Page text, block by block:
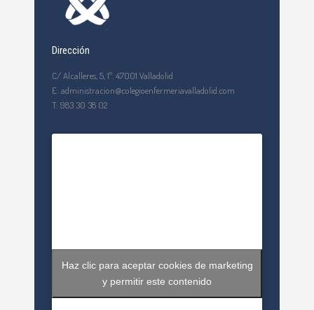
Dirección
C/ Alcalleres, 5, 1º. 47001 Valladolid
E: administracion@colegioenfermeriavalladolid.com
T: 983 30 38 02
Haz clic para aceptar cookies de marketing
y permitir este contenido